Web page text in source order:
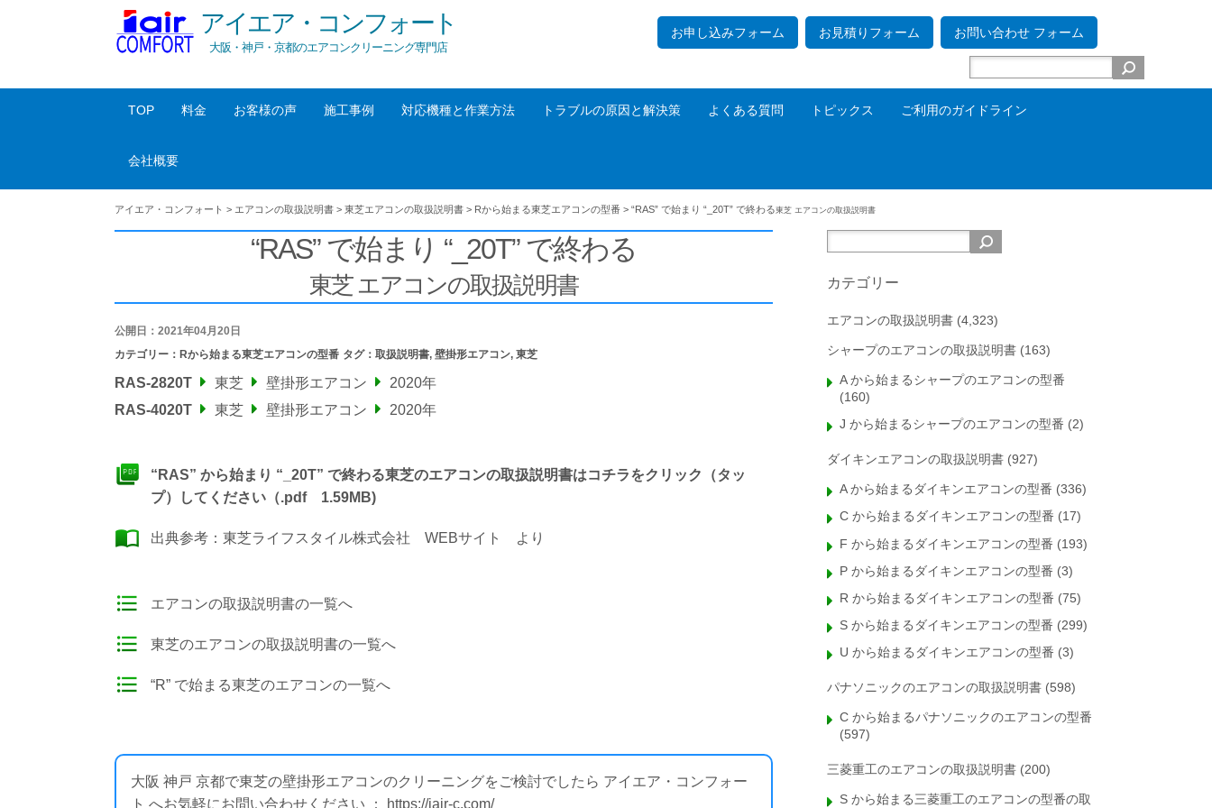
アイエア・コンフォート
大阪・神戸・京都のエアコンクリーニング専門店
お申し込みフォーム お見積りフォーム お問い合わせ フォーム
TOP 料金 お客様の声 施工事例 対応機種と作業方法 トラブルの原因と解決策 よくある質問 トピックス ご利用のガイドライン
会社概要
アイエア・コンフォート > エアコンの取扱説明書 > 東芝エアコンの取扱説明書 > Rから始まる東芝エアコンの型番 > “RAS” で始まり “_20T” で終わる東芝 エアコンの取扱説明書
“RAS” で始まり “_20T” で終わる
東芝 エアコンの取扱説明書
公開日：2021年04月20日
カテゴリー： Rから始まる東芝エアコンの型番 タグ： 取扱説明書, 壁掛形エアコン, 東芝
RAS-2820T 東芝 壁掛形エアコン
2020年
RAS-4020T
東芝 壁掛形エアコン 2020年
“RAS” から始まり “_20T” で終わる東芝のエアコンの取扱説明書はコチラをクリック（タッ
プ）してください（.pdf 1.59MB)
出典参考： 東芝ライフスタイル株式会社 WEBサイト より
エアコンの取扱説明書の一覧へ
東芝のエアコンの取扱説明書の一覧へ
“R” で始まる東芝のエアコンの一覧へ
大阪 神戸 京都で東芝の壁掛形エアコンのクリーニングをご検討でしたら アイエア・コンフォー
ト へお気軽にお問い合わせください ： https://iair-c.com/
カテゴリー
エアコンの取扱説明書 (4,323)
シャープのエアコンの取扱説明書 (163)
A から始まるシャープのエアコンの型番
(160)
J から始まるシャープのエアコンの型番 (2)
ダイキンエアコンの取扱説明書 (927)
A から始まるダイキンエアコンの型番 (336)
C から始まるダイキンエアコンの型番 (17)
F から始まるダイキンエアコンの型番 (193)
P から始まるダイキンエアコンの型番 (3)
R から始まるダイキンエアコンの型番 (75)
S から始まるダイキンエアコンの型番 (299)
U から始まるダイキンエアコンの型番 (3)
パナソニックのエアコンの取扱説明書 (598)
C から始まるパナソニックのエアコンの型番
(597)
三菱重工のエアコンの取扱説明書 (200)
S から始まる三菱重工のエアコンの型番の取